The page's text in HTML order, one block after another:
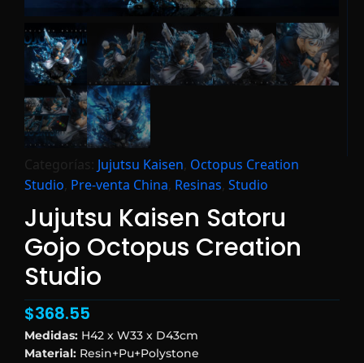
Categorías: Jujutsu Kaisen Octopus Creation
Studio Pre-venta China Resinas Studio
Jujutsu Kaisen Satoru
Gojo Octopus Creation
Studio
$368.55
Medidas: H42 x W33 x D43cm
Material: Resin+Pu+Polystone